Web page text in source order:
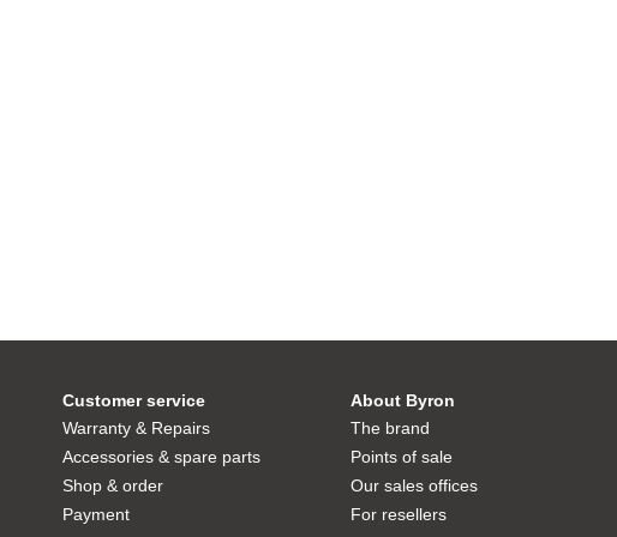
Customer service
Warranty & Repairs
Accessories & spare parts
Shop & order
Payment
About Byron
The brand
Points of sale
Our sales offices
For resellers